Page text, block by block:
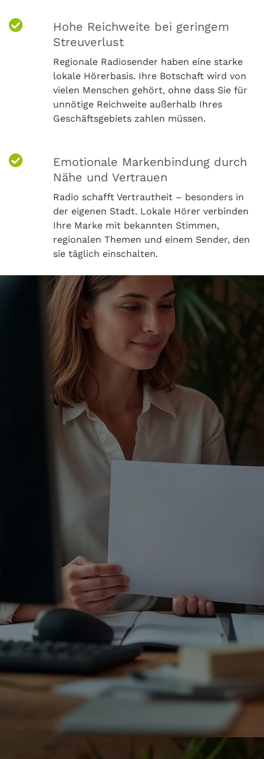
Hohe Reichweite bei geringem
Streuverlust
Regionale Radiosender haben eine starke
lokale Hörerbasis. Ihre Botschaft wird von
vielen Menschen gehört, ohne dass Sie für
unnötige Reichweite außerhalb Ihres
Geschäftsgebiets zahlen müssen.
Emotionale Markenbindung durch
Nähe und Vertrauen
Radio schafft Vertrautheit – besonders in
der eigenen Stadt. Lokale Hörer verbinden
Ihre Marke mit bekannten Stimmen,
regionalen Themen und einem Sender, den
sie täglich einschalten.